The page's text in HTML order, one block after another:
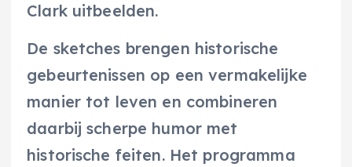
Clark uitbeelden.
De sketches brengen historische
gebeurtenissen op een vermakelijke
manier tot leven en combineren
daarbij scherpe humor met
historische feiten. Het programma